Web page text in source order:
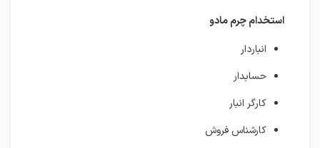
استخدام چرم مادو
انباردار
حسابدار
کارگر انبار
کارشناس فروش